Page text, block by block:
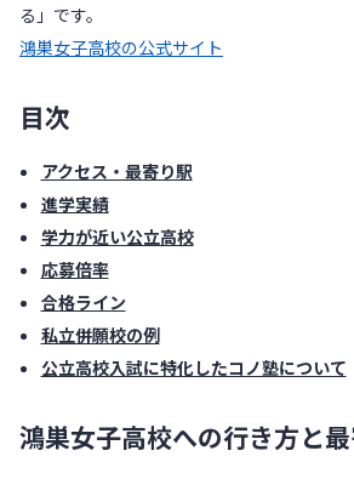
る」です。
鴻巣女子高校の公式サイト
目次
アクセス・最寄り駅
進学実績
学力が近い公立高校
応募倍率
合格ライン
私立併願校の例
公立高校入試に特化したコノ塾について
鴻巣女子高校への行き方と